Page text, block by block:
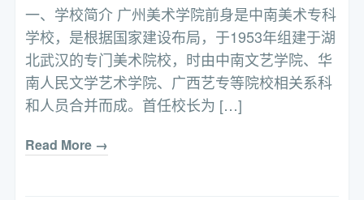
一、学校简介 广州美术学院前身是中南美术专科
学校，是根据国家建设布局，于1953年组建于湖
北武汉的专门美术院校，时由中南文艺学院、华
南人民文学艺术学院、广西艺专等院校相关系科
和人员合并而成。首任校长为 […]
Read More →